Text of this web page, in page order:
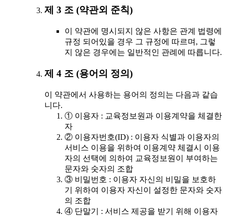
제 3 조 (약관외 준칙)
이 약관에 명시되지 않은 사항은 관계 법령에
규정 되어있을 경우 그 규정에 따르며, 그렇
지 않은 경우에는 일반적인 관례에 따릅니다.
제 4 조 (용어의 정의)
이 약관에서 사용하는 용어의 정의는 다음과 같습
니다.
① 이용자 : 교육정보원과 이용계약을 체결한
자
② 이용자번호(ID) : 이용자 식별과 이용자의
서비스 이용을 위하여 이용계약 체결시 이용
자의 선택에 의하여 교육정보원이 부여하는
문자와 숫자의 조합
③ 비밀번호 : 이용자 자신의 비밀을 보호하
기 위하여 이용자 자신이 설정한 문자와 숫자
의 조합
④ 단말기 : 서비스 제공을 받기 위해 이용자